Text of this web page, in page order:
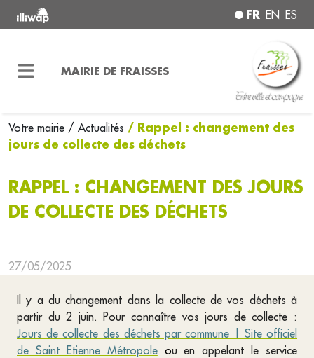
FR EN ES
MAIRIE DE FRAISSES
Votre mairie / Actualités / Rappel : changement des
jours de collecte des déchets
RAPPEL : CHANGEMENT DES JOURS
DE COLLECTE DES DÉCHETS
27/05/2025
Il y a du changement dans la collecte de vos déchets à
partir du 2 juin. Pour connaître vos jours de collecte :
Jours de collecte des déchets par commune | Site officiel
de Saint Etienne Métropole ou en appelant le service